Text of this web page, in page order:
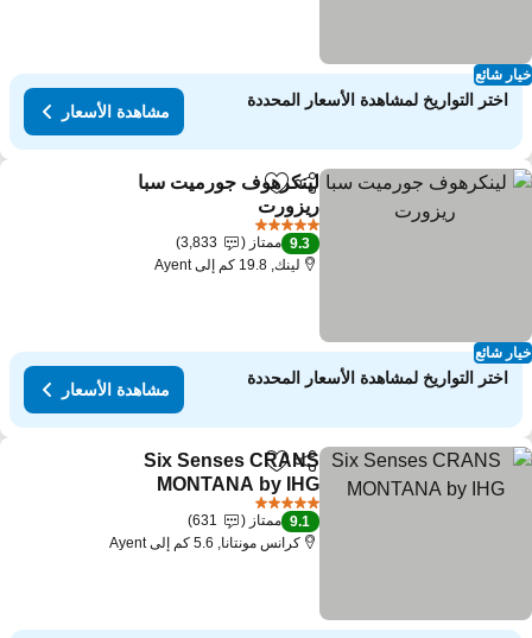
شائع
اختر التواريخ لمشاهدة الأسعار المحددة
مشاهدة الأسعار
شائع
مشاركةAdd to favorites
لينكرهوف جورميت سبا
ريزورت
9.3 ممتاز
3,833
لينك, 19.8 كم إلى Ayent
اختر التواريخ لمشاهدة الأسعار المحددة
مشاهدة الأسعار
مشاركةAdd to favorites
Six Senses CRANS
MONTANA by IHG
9.1 ممتاز
631
كرانس مونتانا, 5.6 كم إلى Ayent